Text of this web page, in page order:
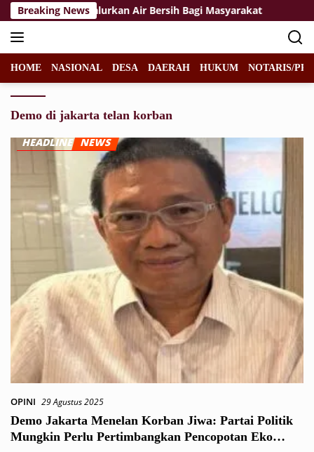
Langsung
ke
konten
Breaking News
Mangkalihat Salurkan Air Bersih Bagi Masyarakat
HOME NASIONAL DESA DAERAH HUKUM NOTARIS/
Demo di jakarta telan korban
OPINI 29 Agustus 2025
Demo Jakarta Menelan Korban Jiwa: Partai Politik
Mungkin Perlu Pertimbangkan Pencopotan Eko